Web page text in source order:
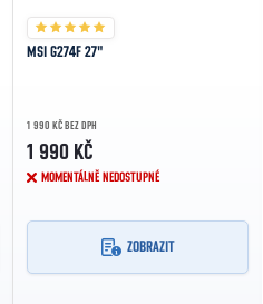
MSI G274F 27"
1 990 KČ BEZ DPH
1 990 KČ
MOMENTÁLNĚ NEDOSTUPNÉ
ZOBRAZIT